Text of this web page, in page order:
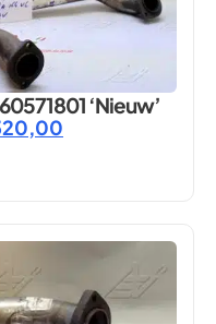
‘Nieuw’